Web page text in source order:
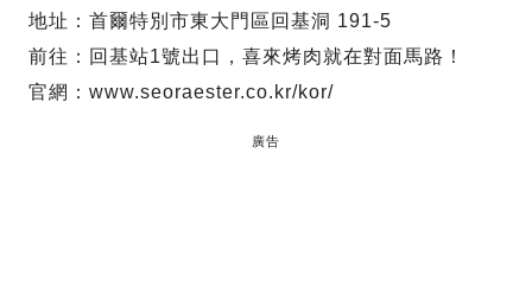
地址：首爾特別市東大門區回基洞 191-5
前往：回基站1號出口，喜來烤肉就在對面馬路！
官網：www.seoraester.co.kr/kor/
廣告